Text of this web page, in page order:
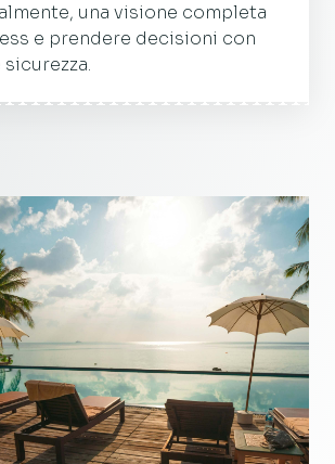
una visione completa
e prendere decisioni con